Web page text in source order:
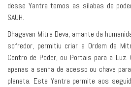
desse Yantra temos as sílabas de
SAUH.
Bhagavan Mitra Deva, amante da
sofredor, permitiu criar a Ordem de
Centro de Poder, ou Portais para a Luz.
apenas a senha de acesso ou chave
planeta. Este Yantra permite aos